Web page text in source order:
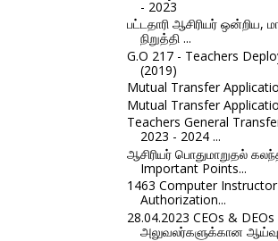
- 2023
பட்டதாரி ஆசிரியர் ஒன்றிய,
நிறுத்தி ...
G.O 217 - Teachers
(2019)
Mutual Transfer
Mutual Transfer
Teachers General
2023 - 2024 ...
ஆசிரியர் பொதுமாறுதல்
Important Points...
1463 Computer
Authorization...
28.04.2023 CEOs & DEOs
அலுவலர்களுக்கான